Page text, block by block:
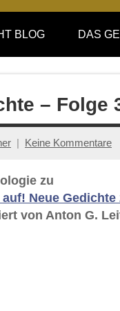
BLOG DAS
– Folge
Keine Kommentare
zu
Neue
von Anton G.